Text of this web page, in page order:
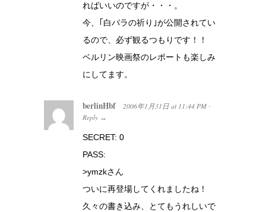
ればいいのですが・・・。
今、｢白バラの祈り｣が公開されてい
るので、必ず観るつもりです！！
ベルリン映画祭のレポートも楽しみ
にしてます。
berlinHbf 2006年1月31日 at 11:44 PM ·
Reply →
SECRET: 0
PASS:
>ymzkさん
ついに再登場してくれましたね！
久々の書き込み、とてもうれしいで